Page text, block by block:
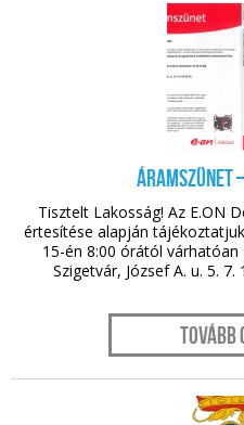
Áramszünet
Tisztelt Lakosság! Az E.ON
értesítése alapján
15-én 8:00 órától
Szigetvár, József A. u. 5.
Tovább